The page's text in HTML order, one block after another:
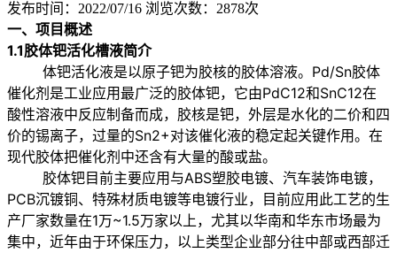
发布时间：2022/07/16 浏览次数：2878次
一、项目概述
1.1胶体钯活化槽液简介
体钯活化液是以原子钯为胶核的胶体溶液。Pd/Sn胶体
催化剂是工业应用最广泛的胶体钯，它由PdC12和SnC12在
酸性溶液中反应制备而成，胶核是钯，外层是水化的二价和四
价的锡离子，过量的Sn2+对该催化液的稳定起关键作用。在
现代胶体把催化剂中还含有大量的酸或盐。
胶体钯目前主要应用与ABS塑胶电镀、汽车装饰电镀，
PCB沉镀铜、特殊材质电镀等电镀行业，目前应用此工艺的生
产厂家数量在1万~1.5万家以上，尤其以华南和华东市场最为
集中，近年由于环保压力，以上类型企业部分往中部或西部迁